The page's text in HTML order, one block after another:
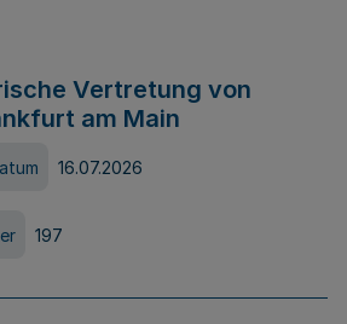
Vertretung von
am Main
16.07.2026
197